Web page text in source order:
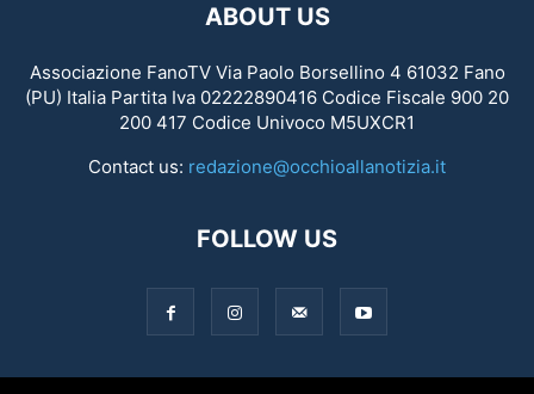
ABOUT US
Associazione FanoTV Via Paolo Borsellino 4 61032 Fano
(PU) Italia Partita Iva 02222890416 Codice Fiscale 900 20
200 417 Codice Univoco M5UXCR1
Contact us: redazione@occhioallanotizia.it
FOLLOW US